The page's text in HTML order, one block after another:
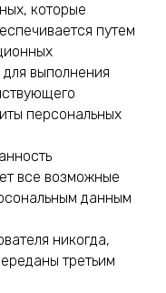
которые
путем
выполнения
персональных
все возможные
данным
никогда,
третьим